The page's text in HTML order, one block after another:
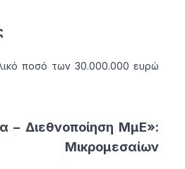
ποσό των 30.000.000 ευρώ
– Διεθνοποίηση ΜμΕ»:
Μικρομεσαίων